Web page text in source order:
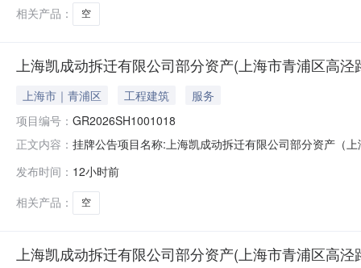
相关产品：
空
上海凯成动拆迁有限公司部分资产(上海市青浦区高
上海市｜青浦区 工程建筑
服务
项目编号： GR2026SH1001018
正文内容： 挂牌公告项目名称:上海凯成动拆迁有限公司部分资产（
电话:16628727766交易机构:业务联系人:无nbsp联系电
发布时间： 12小时前
相关产品：
空
上海凯成动拆迁有限公司部分资产(上海市青浦区高